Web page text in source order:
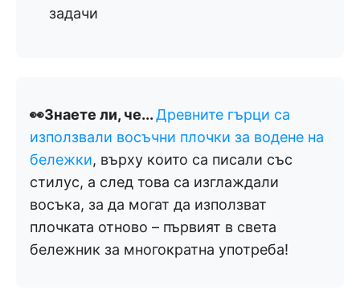
задачи
👀Знаете ли, че...Древните гърци са
използвали восъчни плочки за водене на
бележки, върху които са писали със
стилус, а след това са изглаждали
восъка, за да могат да използват
плочката отново – първият в света
бележник за многократна употреба!